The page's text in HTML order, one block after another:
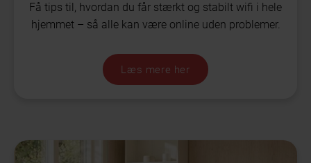
Få tips til, hvordan du får stærkt og stabilt wifi i hele
hjemmet – så alle kan være online uden problemer.
Læs mere her